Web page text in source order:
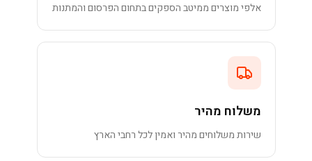
אלפי מוצרים ממיטב הספקים בתחום הפרסום והמתנות
משלוח מהיר
שירות משלוחים מהיר ואמין לכל רחבי הארץ